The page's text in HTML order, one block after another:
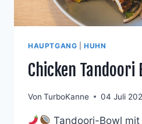
HAUPTGANG |HUHN
Chicken Tandoori
Von TurboKanne 04 Juli
Tandoori-Bowl mit